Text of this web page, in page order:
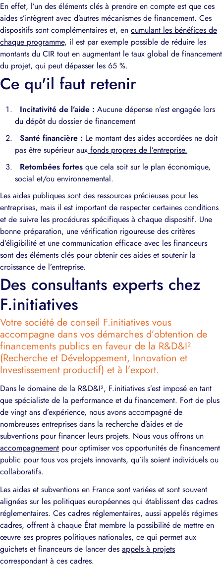
En effet, l’un des éléments clés à prendre en compte est que ces
aides s’intègrent avec d’autres mécanismes de financement. Ces
dispositifs sont complémentaires et, en cumulant les bénéfices de
chaque programme, il est par exemple possible de réduire les
montants du CIR tout en augmentant le taux global de financement
du projet, qui peut dépasser les 65 %.
Ce qu'il faut retenir
Incitativité de l’aide : Aucune dépense n’est engagée lors
du dépôt du dossier de financement
Santé financière : Le montant des aides accordées ne doit
pas être supérieur aux fonds propres de l’entreprise.
Retombées fortes que cela soit sur le plan économique,
social et/ou environnemental.
Les aides publiques sont des ressources précieuses pour les
entreprises, mais il est important de respecter certaines conditions
et de suivre les procédures spécifiques à chaque dispositif. Une
bonne préparation, une vérification rigoureuse des critères
d’éligibilité et une communication efficace avec les financeurs
sont des éléments clés pour obtenir ces aides et soutenir la
croissance de l’entreprise.
Des consultants experts chez
F.initiatives
Votre société de conseil F.initiatives vous
accompagne dans vos démarches d’obtention de
financements publics en faveur de la R&D&I²
(Recherche et Développement, Innovation et
Investissement productif) et à l’export.
Dans le domaine de la R&D&I², F.initiatives s’est imposé en tant
que spécialiste de la performance et du financement. Fort de plus
de vingt ans d’expérience, nous avons accompagné de
nombreuses entreprises dans la recherche d’aides et de
subventions pour financer leurs projets. Nous vous offrons un
accompagnement pour optimiser vos opportunités de financement
public pour tous vos projets innovants, qu’ils soient individuels ou
collaboratifs.
Les aides et subventions en France sont variées et sont souvent
alignées sur les politiques européennes qui établissent des cadres
réglementaires. Ces cadres réglementaires, aussi appelés régimes
cadres, offrent à chaque État membre la possibilité de mettre en
œuvre ses propres politiques nationales, ce qui permet aux
guichets et financeurs de lancer des appels à projets
correspondant à ces cadres.